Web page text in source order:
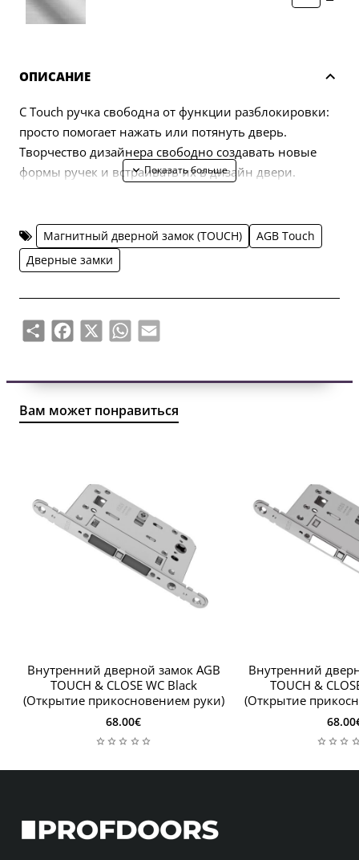
ОПИСАНИЕ
С Touch ручка свободна от функции разблокировки:
просто помогает нажать или потянуть дверь.
Творчество дизайнера свободно создавать новые
формы ручек и встраивать их в дизайн двери.
Магнитный дверной замок (TOUCH)
AGB Touch
Дверные замки
ShareFacebook
X WhatsApp
Email
Вам может понравиться
Внутренний дверной замок AGB
TOUCH & CLOSE WC Black
(Открытие прикосновением руки)
68.00€
Внутренний
TOUCH &
(Открытие